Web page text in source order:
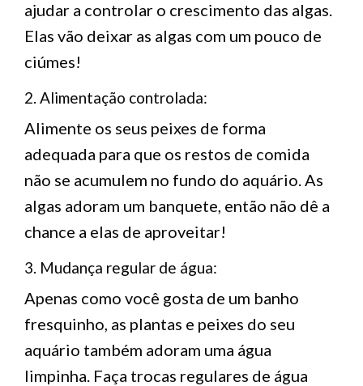
ajudar a controlar o crescimento das algas.
Elas vão deixar as algas com um pouco de
ciúmes!
2. Alimentação controlada:
Alimente os seus peixes de forma
adequada para que os restos de comida
não se acumulem no fundo do aquário. As
algas adoram um banquete, então não dê a
chance a elas de aproveitar!
3. Mudança regular de água:
Apenas como você gosta de um banho
fresquinho, as plantas e peixes do seu
aquário também adoram uma água
limpinha. Faça trocas regulares de água